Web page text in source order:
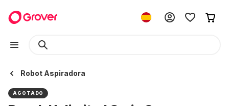
Robot Aspiradora
AGOTADO